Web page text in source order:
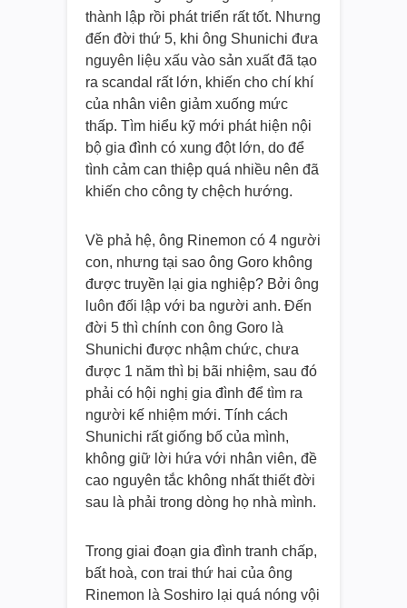
thành lập rồi phát triển rất tốt. Nhưng
đến đời thứ 5, khi ông Shunichi đưa
nguyên liệu xấu vào sản xuất đã tạo
ra scandal rất lớn, khiến cho chí khí
của nhân viên giảm xuống mức
thấp. Tìm hiểu kỹ mới phát hiện nội
bộ gia đình có xung đột lớn, do để
tình cảm can thiệp quá nhiều nên đã
khiến cho công ty chệch hướng.
Về phả hệ, ông Rinemon có 4 người
con, nhưng tại sao ông Goro không
được truyền lại gia nghiệp? Bởi ông
luôn đối lập với ba người anh. Đến
đời 5 thì chính con ông Goro là
Shunichi được nhậm chức, chưa
được 1 năm thì bị bãi nhiệm, sau đó
phải có hội nghị gia đình để tìm ra
người kế nhiệm mới. Tính cách
Shunichi rất giống bố của mình,
không giữ lời hứa với nhân viên, đề
cao nguyên tắc không nhất thiết đời
sau là phải trong dòng họ nhà mình.
Trong giai đoạn gia đình tranh chấp,
bất hoà, con trai thứ hai của ông
Rinemon là Soshiro lại quá nóng vội